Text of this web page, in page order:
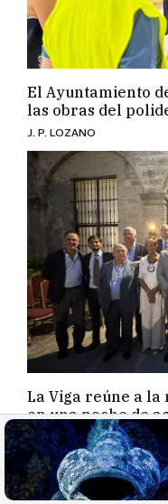
El Ayuntamiento
las obras del
J. P. LOZANO
La Viga reúne a
en una noche de
como protagonista
KIKO ABUÍN